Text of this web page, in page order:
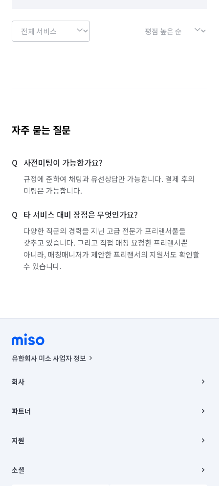
자주 묻는 질문
사전미팅이 가능한가요?
규정에 준하여 채팅과 유선상담만 가능합니다. 결제 후의
미팅은 가능합니다.
타 서비스 대비 장점은 무엇인가요?
다양한 직군의 경력을 지닌 고급 전문가 프리랜서풀을
갖추고 있습니다. 그리고 직접 매칭 요청한 프리랜서뿐
아니라, 매칭매니저가 제안한 프리랜서의 지원서도 확인할
수 있습니다.
유한회사 미소 사업자 정보
00019 |
주소 | 본사: 서울특별시 종로구 율곡로 6(중학동, 트윈트리빌딩) B동 5층
컨택센터 : 서울특별시 종로구 수송동 율곡로 24, 7층, 8층 미소
상품, 상품정보, 거래에 관한 의무와 책임은 거래당사자에게 있습니다.
언론 보도 관련 문의:
© 유한회사 미소. Miso, Inc. All Rights Reserved.
회사
채용
파트너
이사
지원
이용약관
소셜